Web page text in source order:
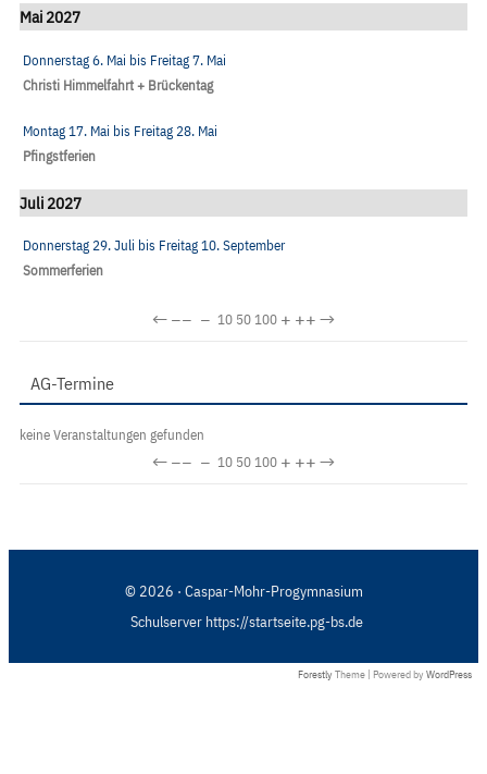
Mai 2027
Donnerstag 6. Mai bis Freitag 7. Mai
Christi Himmelfahrt + Brückentag
Montag 17. Mai bis Freitag 28. Mai
Pfingstferien
Juli 2027
Donnerstag 29. Juli bis Freitag 10. September
Sommerferien
←−− − 10 50100 + ++→
AG-Termine
keine Veranstaltungen gefunden
←−− − 10 50100 + ++→
© 2026 · Caspar-Mohr-Progymnasium
Schulserver https://startseite.pg-bs.de
Forestly Theme | Powered by WordPress